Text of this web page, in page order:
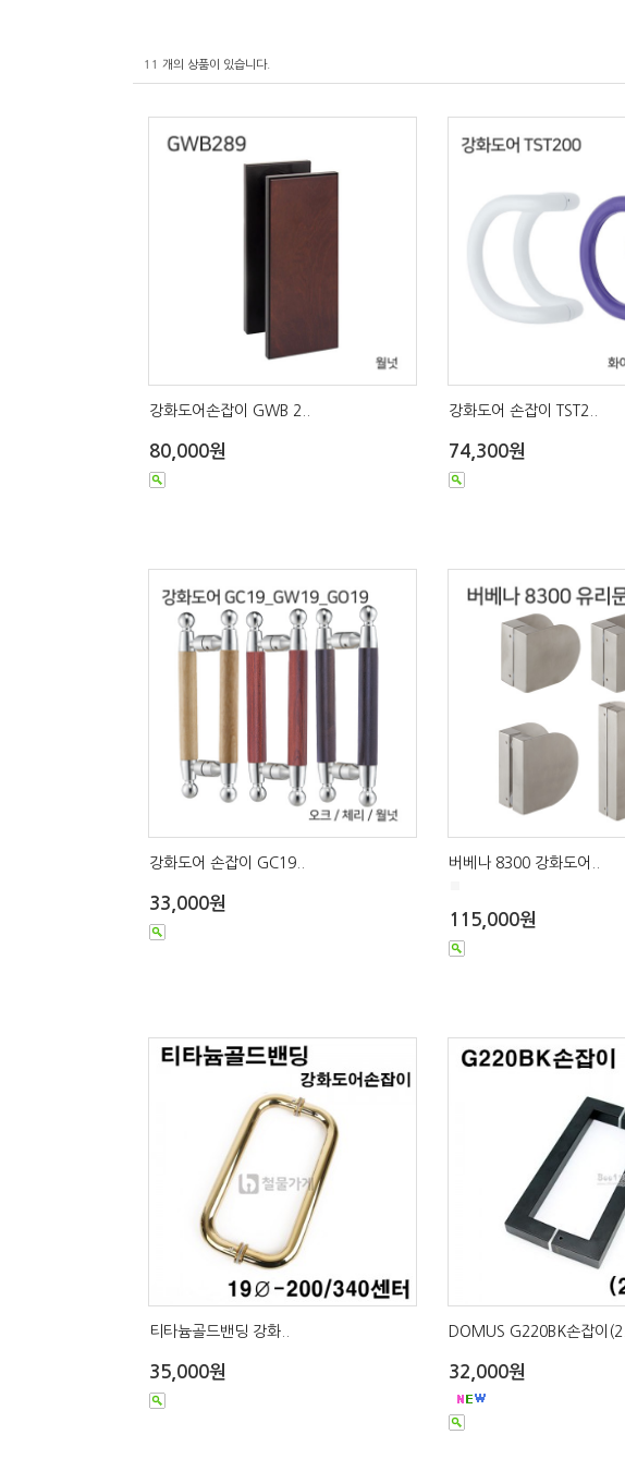
11 개의 상품이 있습니다.
강화도어손잡이 GWB 2..
80,000원
강화도어 손잡이 TST2..
74,300원
강화도어 손잡이 GC19..
33,000원
버베나 8300 강화도어..
115,000원
티타늄골드밴딩 강화..
35,000원
DOMUS G220BK손잡이(2..
32,000원